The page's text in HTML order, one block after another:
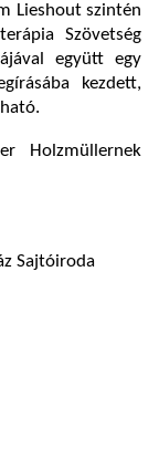
Lieshout szintén
Szövetség
együtt egy
kezdett,
Holzmüllernek
Sajtóiroda